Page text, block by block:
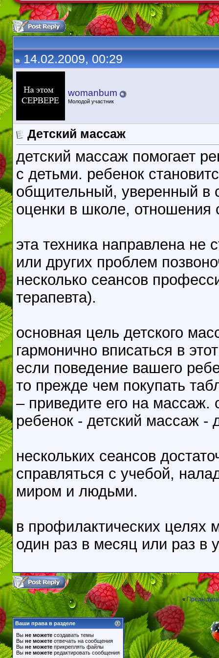
14.02.2009, 00:29
womanbum
Молодой участник
Детский массаж
детский массаж помогает
с детьми. ребенок
общительный, уверенный в
оценки в школе, отношения
эта техника направлена не
или других проблем
несколько сеансов
терапевта).
основная цель детского
гармонично вписаться в
если поведение вашего
то прежде чем покупать
– приведите его на массаж.
ребенок - детский массаж -
нескольких сеансов
справляться с учебой,
миром и людьми.
в профилактических целях
один раз в месяц или раз в
«
Ваши права в разделе
Вы не можете создавать темы
Вы не можете отвечать на сообщения
Вы не можете прикреплять файлы
Вы не можете редактировать сообщения